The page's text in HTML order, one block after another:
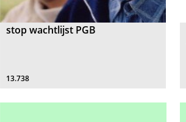
stop wachtlijst PGB
13.738